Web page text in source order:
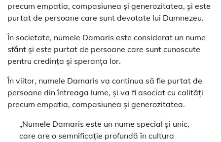
precum empatia, compasiunea și generozitatea, și este
purtat de persoane care sunt devotate lui Dumnezeu.
În societate, numele Damaris este considerat un nume
sfânt și este purtat de persoane care sunt cunoscute
pentru credința și speranța lor.
În viitor, numele Damaris va continua să fie purtat de
persoane din întreaga lume, și va fi asociat cu calități
precum empatia, compasiunea și generozitatea.
„Numele Damaris este un nume special și unic,
care are o semnificație profundă în cultura